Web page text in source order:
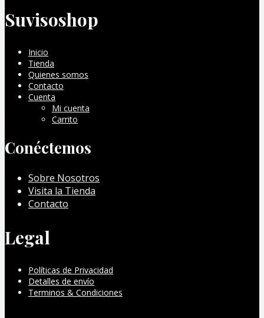
Suvisoshop
Inicio
Tienda
Quienes somos
Contacto
Cuenta
Mi cuenta
Carrito
Conéctemos
Sobre Nosotros
Visita la Tienda
Contacto
Legal
Políticas de Privacidad
Detalles de envío
Terminos & Condiciones